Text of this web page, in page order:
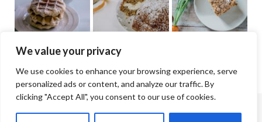
We value your privacy
We use cookies to enhance your browsing experience, serve
personalized ads or content, and analyze our traffic. By
clicking "Accept All", you consent to our use of cookies.
© Jana & Lisa Cramer | 2026 |Impressum